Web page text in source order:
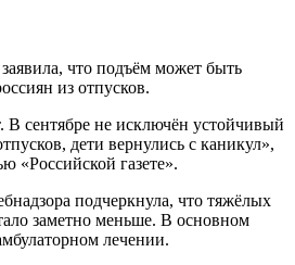
что подъём может быть
из отпусков.
В сентябре не исключён устойчивый
дети вернулись с каникул»,
«Российской газете».
подчеркнула, что тяжёлых
заметно меньше. В основном
лечении.